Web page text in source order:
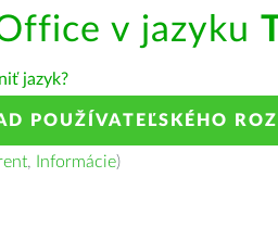
v jazyku
jazyk?
POUŽÍVATEĽSKÉHO
, Informácie)